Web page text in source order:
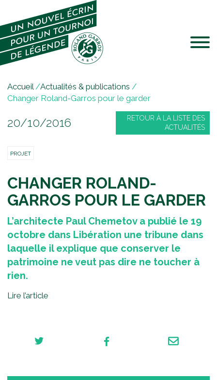
Jump to navigation
V
o
s
e
i
c
i
Accueil/Actualités & publications /
Changer Roland-Garros pour le garder
20/10/2016
RETOUR À LA LISTE DES
ACTUALITÉS
PROJET
CHANGER ROLAND-
GARROS POUR LE GARDER
L’architecte Paul Chemetov a publié le 19
octobre dans Libération une tribune dans
laquelle il explique que conserver le
patrimoine ne veut pas dire ne toucher à
rien.
Lire l’article